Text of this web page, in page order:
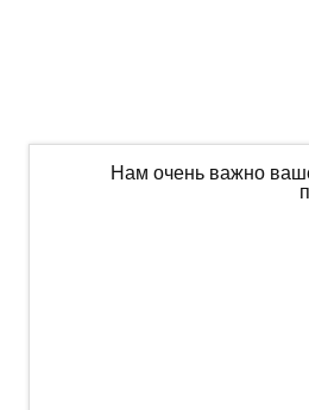
Нам очень важно